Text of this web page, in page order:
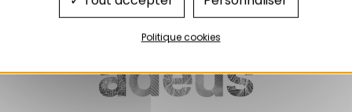
Politique cookies